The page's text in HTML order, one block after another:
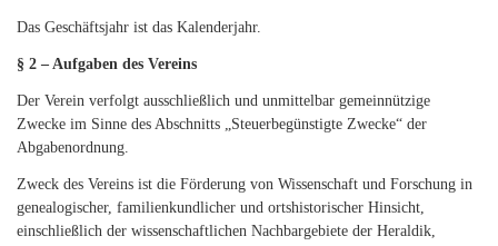
Das Geschäftsjahr ist das Kalenderjahr.
§ 2 – Aufgaben des Vereins
Der Verein verfolgt ausschließlich und unmittelbar gemeinnützige
Zwecke im Sinne des Abschnitts „Steuerbegünstigte Zwecke“ der
Abgabenordnung.
Zweck des Vereins ist die Förderung von Wissenschaft und Forschung in
genealogischer, familienkundlicher und ortshistorischer Hinsicht,
einschließlich der wissenschaftlichen Nachbargebiete der Heraldik,